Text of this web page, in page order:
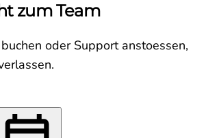
zum Team
oder Support anstoessen,